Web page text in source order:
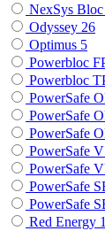
NexSys Bloc
Odyssey 26
Optimus 5
Powerbloc
Powerbloc
PowerSafe
PowerSafe
PowerSafe
PowerSafe V
PowerSafe
PоwerSafe
PоwerSafe
Red Energy